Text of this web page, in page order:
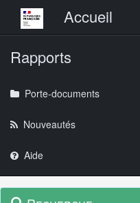
Menu principalAccueil
Rapports
Porte-documents
Nouveautés
Aide
Navigation
Menu